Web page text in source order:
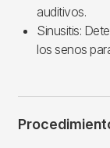
auditivos.
Sinusitis:
los senos